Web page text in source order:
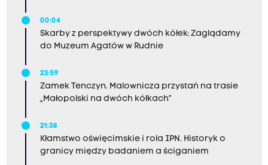
00:04
Skarby z perspektywy dwóch kółek: Zaglądamy
do Muzeum Agatów w Rudnie
23:59
Zamek Tenczyn. Malownicza przystań na trasie
„Małopolski na dwóch kółkach”
21:38
Kłamstwo oświęcimskie i rola IPN. Historyk o
granicy między badaniem a ściganiem